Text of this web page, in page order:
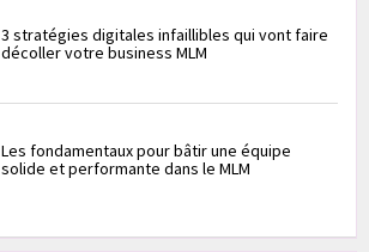
3 stratégies digitales infaillibles qui vont faire
décoller votre business MLM
Les fondamentaux pour bâtir une équipe
solide et performante dans le MLM